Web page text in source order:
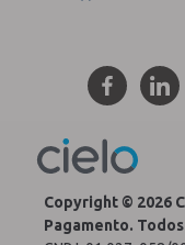
Copyright © 2026
Pagamento.